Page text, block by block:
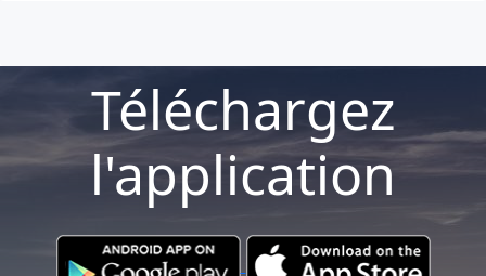
Téléchargez
l'application